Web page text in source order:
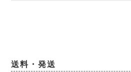
送料・発送